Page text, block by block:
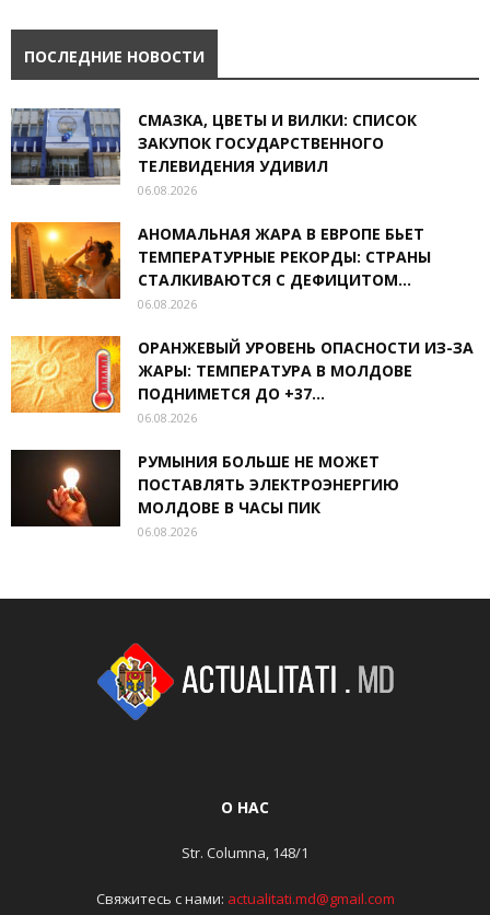
ПОСЛЕДНИЕ НОВОСТИ
СМАЗКА, ЦВЕТЫ И ВИЛКИ: СПИСОК
ЗАКУПОК ГОСУДАРСТВЕННОГО
ТЕЛЕВИДЕНИЯ УДИВИЛ
06.08.2026
АНОМАЛЬНАЯ ЖАРА В ЕВРОПЕ БЬЕТ
ТЕМПЕРАТУРНЫЕ РЕКОРДЫ: СТРАНЫ
СТАЛКИВАЮТСЯ С ДЕФИЦИТОМ...
06.08.2026
ОРАНЖЕВЫЙ УРОВЕНЬ ОПАСНОСТИ ИЗ-ЗА
ЖАРЫ: ТЕМПЕРАТУРА В МОЛДОВЕ
ПОДНИМЕТСЯ ДО +37...
06.08.2026
РУМЫНИЯ БОЛЬШЕ НЕ МОЖЕТ
ПОСТАВЛЯТЬ ЭЛЕКТРОЭНЕРГИЮ
МОЛДОВЕ В ЧАСЫ ПИК
06.08.2026
О НАС
Str. Columna, 148/1
Свяжитесь с нами: actualitati.md@gmail.com